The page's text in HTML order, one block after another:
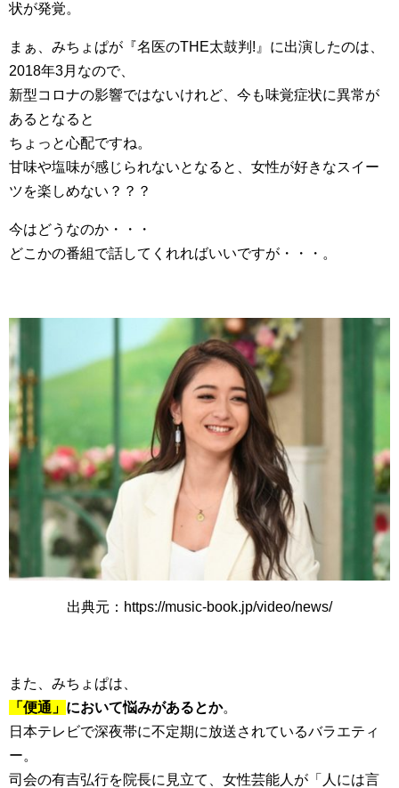
状が発覚。
まぁ、みちょぱが『名医のTHE太鼓判!』に出演したのは、
2018年3月なので、
新型コロナの影響ではないけれど、今も味覚症状に異常が
あるとなると
ちょっと心配ですね。
甘味や塩味が感じられないとなると、女性が好きなスイー
ツを楽しめない？？？
今はどうなのか・・・
どこかの番組で話してくれればいいですが・・・。
出典元：https://music-book.jp/video/news/
また、みちょぱは、
「便通」 において悩みがあるとか。
日本テレビで深夜帯に不定期に放送されているバラエティ
ー。
司会の有吉弘行を院長に見立て、女性芸能人が「人には言